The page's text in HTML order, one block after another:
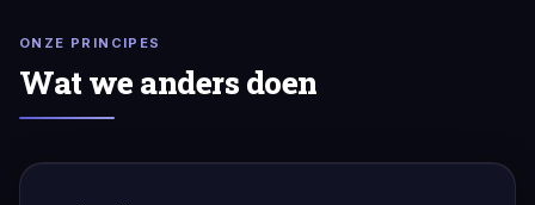
ONZE PRINCIPES
Wat we anders doen